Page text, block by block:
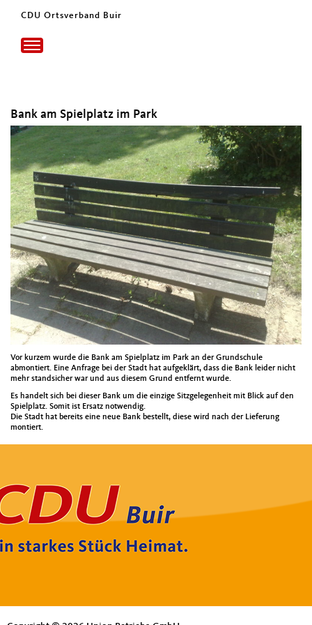
CDU Ortsverband Buir
Toggle
navigation
Bank am Spielplatz im Park
Vor kurzem wurde die Bank am Spielplatz im Park an der Grundschule
abmontiert. Eine Anfrage bei der Stadt hat aufgeklärt, dass die Bank leider nicht
mehr standsicher war und aus diesem Grund entfernt wurde.
Es handelt sich bei dieser Bank um die einzige Sitzgelegenheit mit Blick auf den
Spielplatz. Somit ist Ersatz notwendig.
Die Stadt hat bereits eine neue Bank bestellt, diese wird nach der Lieferung
montiert.